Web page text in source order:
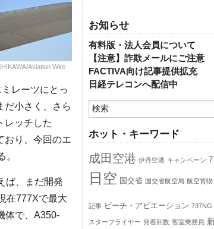
お知らせ
有料版・法人会員について
【注意】詐欺メールにご注意
FACTIVA向け記事提供拡充
日経テレコンへ配信中
ホット・キーワード
成田空港 伊丹空港 キャンペーン
日空 国交省 国交省航空局 航空貨物
記事 ピーチ・アビエーション 737NG
スターフライヤー 発着回数 客室乗務員
Aviation Wire
レーツにとっ
だ小さく、さら
レッチした
おり、今回のエ
。
ば、まだ開発
在777Xで最大
体で、A350-